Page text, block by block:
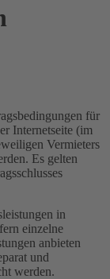
für
Internetseite (im
Vermieters
Es gelten
in
einzelne
anbieten
und
werden.